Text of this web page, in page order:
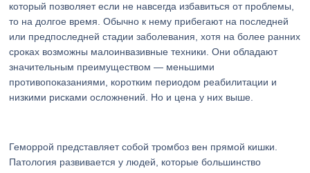
который позволяет если не навсегда избавиться от проблемы,
то на долгое время. Обычно к нему прибегают на последней
или предпоследней стадии заболевания, хотя на более ранних
сроках возможны малоинвазивные техники. Они обладают
значительным преимуществом — меньшими
противопоказаниями, коротким периодом реабилитации и
низкими рисками осложнений. Но и цена у них выше.
Геморрой представляет собой тромбоз вен прямой кишки.
Патология развивается у людей, которые большинство